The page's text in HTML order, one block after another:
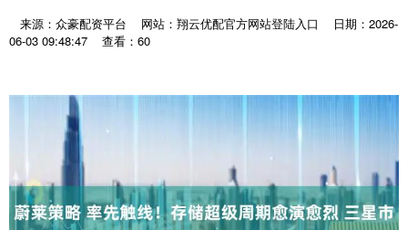
来源：众豪配资平台 网站：翔云优配官方网站登陆入口
日期：2026-
06-03 09:48:47
查看：60